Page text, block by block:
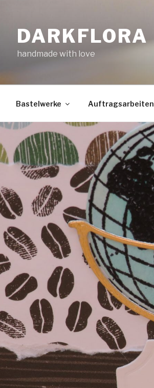
DARKFLORA
handmade with love
Bastelwerke Auftragsarbeiten